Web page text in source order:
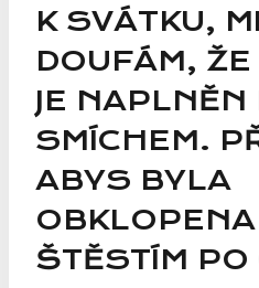
K SVÁTKU,
DOUFÁM, ŽE
JE
SMÍCHEM.
ABYS BYLA
ŠTĚSTÍM PO